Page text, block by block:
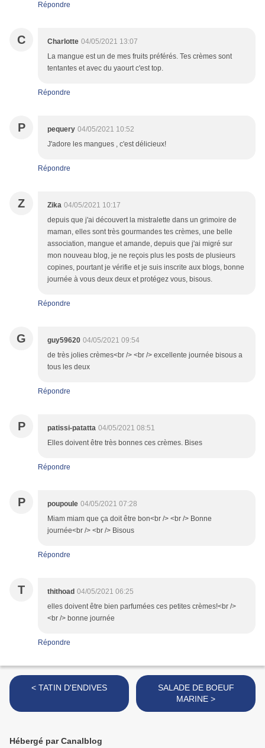
Répondre
C Charlotte 04/05/2021 13:07
La mangue est un de mes fruits préférés. Tes crèmes sont
tentantes et avec du yaourt c'est top.
Répondre
P pequery 04/05/2021 10:52
J'adore les mangues , c'est délicieux!
Répondre
Z Zika 04/05/2021 10:17
depuis que j'ai découvert la mistralette dans un grimoire de
maman, elles sont très gourmandes tes crèmes, une belle
association, mangue et amande, depuis que j'ai migré sur
mon nouveau blog, je ne reçois plus les posts de plusieurs
copines, pourtant je vérifie et je suis inscrite aux blogs, bonne
journée à vous deux deux et protégez vous, bisous.
Répondre
G guy59620 04/05/2021 09:54
de très jolies crèmes<br /> <br /> excellente journée bisous a
tous les deux
Répondre
P patissi-patatta 04/05/2021 08:51
Elles doivent être très bonnes ces crèmes. Bises
Répondre
P poupoule 04/05/2021 07:28
Miam miam que ça doit être bon<br /> <br /> Bonne
journée<br /> <br /> Bisous
Répondre
T thithoad 04/05/2021 06:25
elles doivent être bien parfumées ces petites crèmes!<br />
<br /> bonne journée
Répondre
< TATIN D'ENDIVES
SALADE DE BOEUF
MARINE >
Hébergé par Canalblog